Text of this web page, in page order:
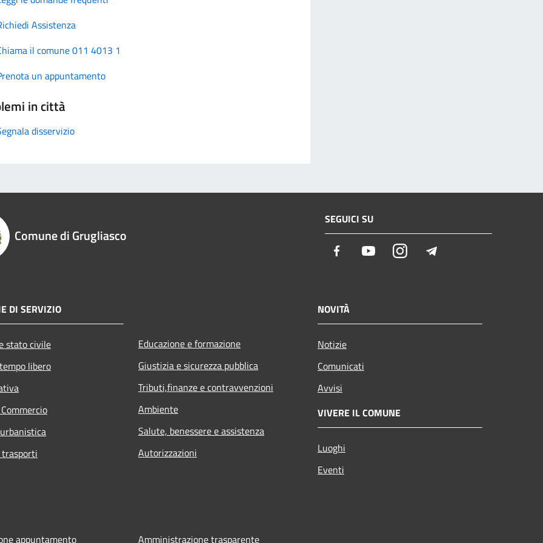
Assistenza
il comune 011 4013 1
un appuntamento
in città
disservizio
Comune di Grugliasco
SEGUICI SU
Facebook YoutubeInstagram
DI SERVIZIO
stato civile
libero
Educazione e formazione
Giustizia e sicurezza pubblica
Tributi,finanze e contravvenzioni
Ambiente
Salute, benessere e assistenza
Autorizzazioni
NOVITÀ
Notizie
Comunicati
Avvisi
VIVERE IL COMUNE
Luoghi
Eventi
appuntamento Amministrazione trasparente